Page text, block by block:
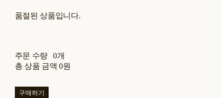
품절된 상품입니다.
주문 수량
0개
총 상품 금액 0원
구매하기